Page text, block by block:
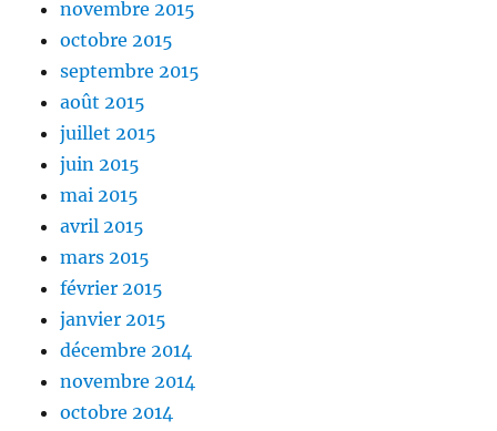
novembre 2015
octobre 2015
septembre 2015
août 2015
juillet 2015
juin 2015
mai 2015
avril 2015
mars 2015
février 2015
janvier 2015
décembre 2014
novembre 2014
octobre 2014